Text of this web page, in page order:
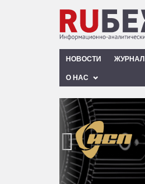
НОВОСТИ ЖУРНАЛ
О НАС
‹